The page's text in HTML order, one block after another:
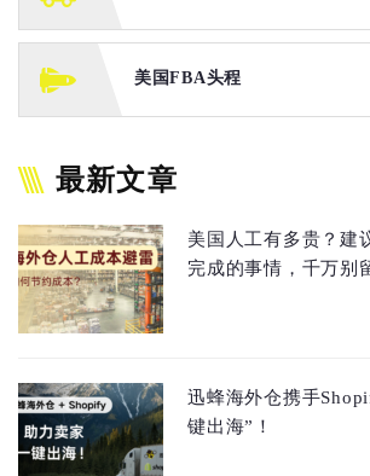
美国FBA头程
最新文章
美国人工有多贵？建
完成的事情，千万别
迅蜂海外仓携手
键出海”！